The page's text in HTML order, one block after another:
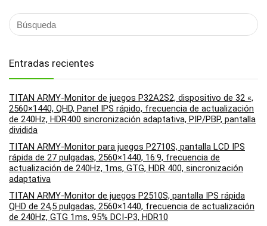
Entradas recientes
TITAN ARMY-Monitor de juegos P32A2S2, dispositivo de 32 «,
2560×1440, QHD, Panel IPS rápido, frecuencia de actualización
de 240Hz, HDR400 sincronización adaptativa, PIP/PBP, pantalla
dividida
TITAN ARMY-Monitor para juegos P2710S, pantalla LCD IPS
rápida de 27 pulgadas, 2560×1440, 16:9, frecuencia de
actualización de 240Hz, 1ms, GTG, HDR 400, sincronización
adaptativa
TITAN ARMY-Monitor de juegos P2510S, pantalla IPS rápida
QHD de 24,5 pulgadas, 2560×1440, frecuencia de actualización
de 240Hz, GTG 1ms, 95% DCI-P3, HDR10